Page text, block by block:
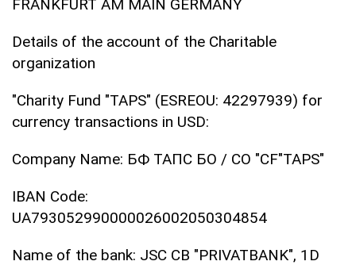
FRANKFURT AM MAIN GERMANY
Details of the account of the Charitable
organization
"Charity Fund "TAPS" (ESREOU: 42297939) for
currency transactions in USD:
Company Name: БФ TAПC БО / CO "CF"TAPS"
IBAN Code:
UA793052990000026002050304854
Name of the bank: JSC CB "PRIVATBANK", 1D